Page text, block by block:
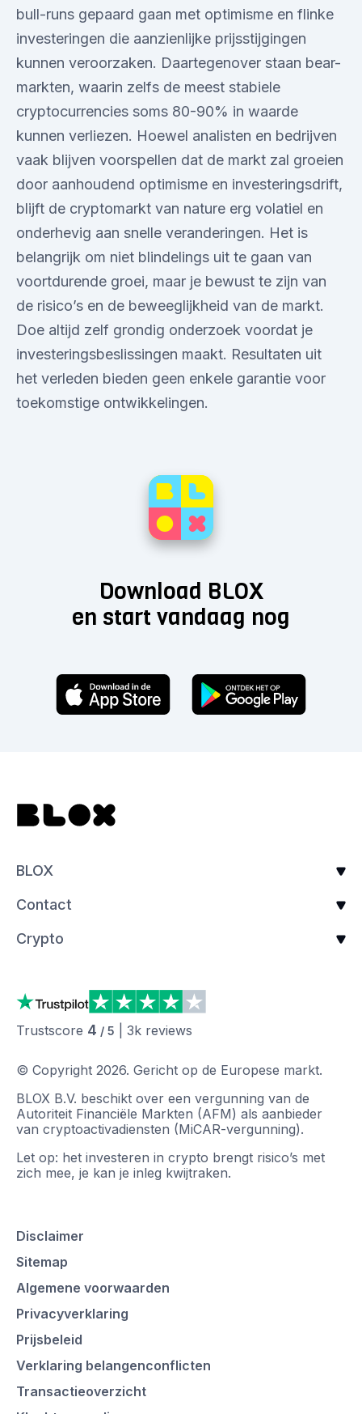
bull-runs gepaard gaan met optimisme en flinke
investeringen die aanzienlijke prijsstijgingen
kunnen veroorzaken. Daartegenover staan bear-
markten, waarin zelfs de meest stabiele
cryptocurrencies soms 80-90% in waarde
kunnen verliezen. Hoewel analisten en bedrijven
vaak blijven voorspellen dat de markt zal groeien
door aanhoudend optimisme en investeringsdrift,
blijft de cryptomarkt van nature erg volatiel en
onderhevig aan snelle veranderingen. Het is
belangrijk om niet blindelings uit te gaan van
voortdurende groei, maar je bewust te zijn van
de risico’s en de beweeglijkheid van de markt.
Doe altijd zelf grondig onderzoek voordat je
investeringsbeslissingen maakt. Resultaten uit
het verleden bieden geen enkele garantie voor
toekomstige ontwikkelingen.
Download BLOX
en start vandaag nog
BLOX
Contact
Crypto
Trustscore 4 / 5 3k reviews
© Copyright 2026. Gericht op de Europese markt.
BLOX B.V. beschikt over een vergunning van de
Autoriteit Financiële Markten (AFM) als aanbieder
van cryptoactivadiensten (MiCAR-vergunning).
Let op: het investeren in crypto brengt risico’s met
zich mee, je kan je inleg kwijtraken.
Disclaimer
Sitemap
Algemene voorwaarden
Privacyverklaring
Prijsbeleid
Verklaring belangenconflicten
Transactieoverzicht